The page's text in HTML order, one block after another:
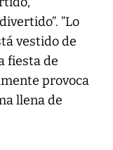
”Lo
vestido de
fiesta de
provoca
llena de